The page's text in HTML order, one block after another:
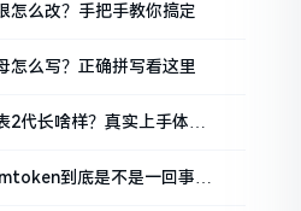
怎么改？手把手教你搞定
怎么写？正确拼写看这里
2代长啥样？真实上手体验
到底是不是一回事？